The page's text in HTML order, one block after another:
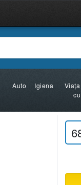
Auto Igiena